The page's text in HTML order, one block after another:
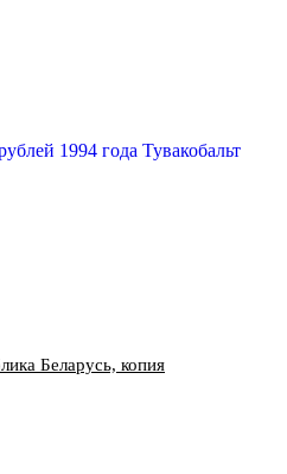
Беларусь, копия